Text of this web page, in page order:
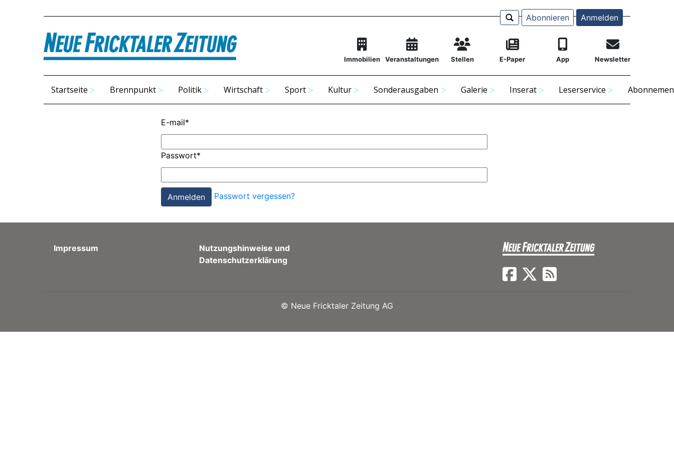
Abonnieren Anmelden
Immobilien Veranstaltungen Stellen E-Paper App Newsletter
Startseite Brennpunkt Politik Wirtschaft Sport Kultur Sonderausgaben Galerie Inserat Leserservice
E-mail*
Passwort*
Passwort vergessen?
Impressum
Nutzungshinweise und
Datenschutzerklärung
© Neue Fricktaler Zeitung AG